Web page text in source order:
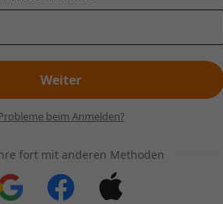
Weiter
beim Anmelden?
fort mit anderen Methoden